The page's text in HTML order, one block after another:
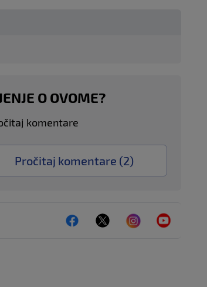
O OVOME?
komentare
Pročitaj komentare (2)